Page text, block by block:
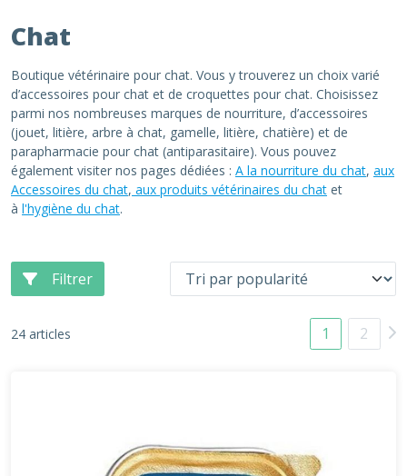
Chat
Boutique vétérinaire pour chat. Vous y trouverez un choix varié
d’accessoires pour chat et de croquettes pour chat. Choisissez
parmi nos nombreuses marques de nourriture, d’accessoires
(jouet, litière, arbre à chat, gamelle, litière, chatière) et de
parapharmacie pour chat (antiparasitaire). Vous pouvez
également visiter nos pages dédiées : A la nourriture du chat, aux
Accessoires du chat, aux produits vétérinaires du chat et
à l'hygiène du chat.
Filtrer
24 articles 1 2